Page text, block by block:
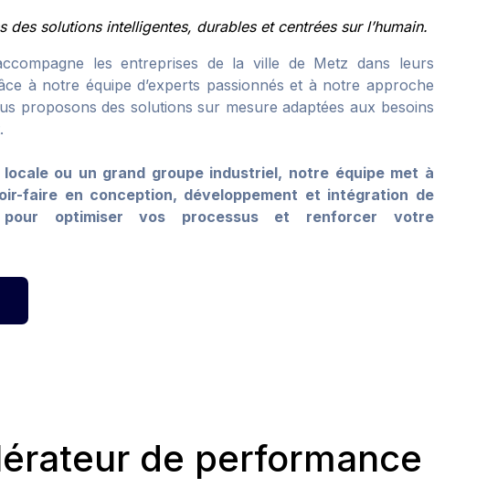
des solutions intelligentes, durables et centrées sur l’humain.
les entreprises de la ville de Metz dans leurs
à notre équipe d’experts passionnés et à notre approche
proposons des solutions sur mesure adaptées aux besoins
locale ou un grand groupe industriel, notre équipe met à
faire en conception, développement et intégration de
pour optimiser vos processus et renforcer votre
de performance